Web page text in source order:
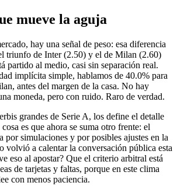
mueve la aguja
hay una señal de peso: esa diferencia
triunfo de Inter (2.50) y el de Milan (2.60)
partido al medio, casi sin separación real.
implícita simple, hablamos de 40.0% para
antes del margen de la casa. No hay
moneda, pero con ruido. Raro de verdad.
grandes de Serie A, los define el detalle
es que ahora se suma otro frente: el
por simulaciones y por posibles ajustes en la
volvió a calentar la conversación pública esta
eso al apostar? Que el criterio arbitral está
de tarjetas y faltas, porque en este clima
con menos paciencia.